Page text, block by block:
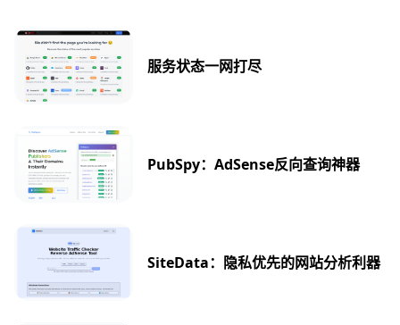
服务状态一网打尽
PubSpy：AdSense反向查询神器
SiteData：隐私优先的网站分析利器